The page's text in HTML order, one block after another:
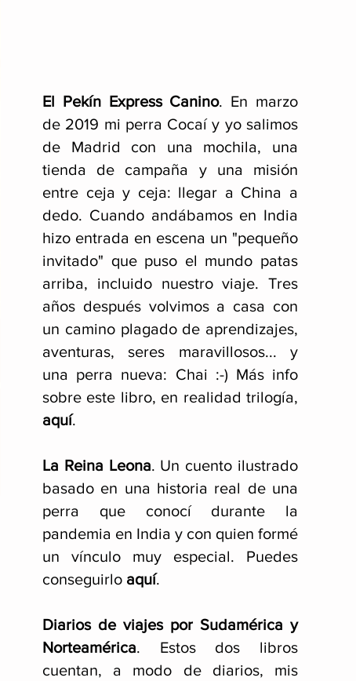
El Pekín Express Canino. En marzo
de 2019 mi perra Cocaí y yo salimos
de Madrid con una mochila, una
tienda de campaña y una misión
entre ceja y ceja: llegar a China a
dedo. Cuando andábamos en India
hizo entrada en escena un "pequeño
invitado" que puso el mundo patas
arriba, incluido nuestro viaje. Tres
años después volvimos a casa con
un camino plagado de aprendizajes,
aventuras, seres maravillosos... y
una perra nueva: Chai :-) Más info
sobre este libro, en realidad trilogía,
aquí.
La Reina Leona. Un cuento ilustrado
basado en una historia real de una
perra que conocí durante la
pandemia en India y con quien formé
un vínculo muy especial. Puedes
conseguirlo aquí.
Diarios de viajes por Sudamérica y
Norteamérica. Estos dos libros
cuentan, a modo de diarios, mis